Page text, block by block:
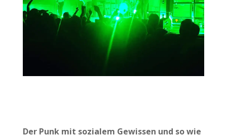
Der Punk mit sozialem Gewissen und so wie